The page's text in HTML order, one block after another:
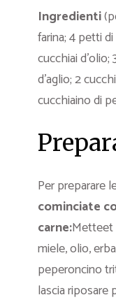
Ingredienti
farina; 4 petti
cucchiai d’olio;
d’aglio; 2
cucchiaino di
Per preparare
cominciate
carne:Metteet
miele, olio,
peperoncino
lascia riposare